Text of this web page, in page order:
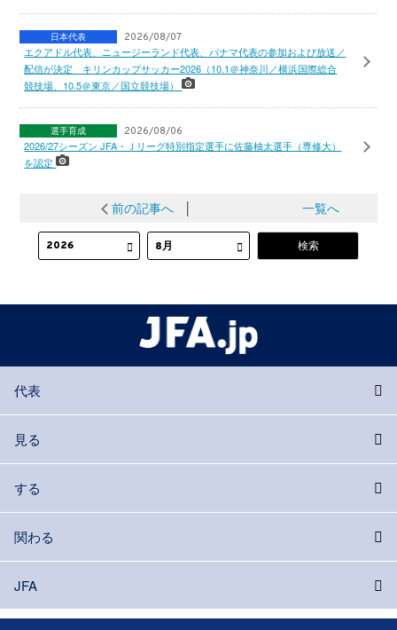
日本代表 2026/08/07
エクアドル代表、ニュージーランド代表、パナマ代表の参加および放送／
配信が決定 キリンカップサッカー2026（10.1＠神奈川／横浜国際総合
競技場、10.5＠東京／国立競技場）
選手育成 2026/08/06
2026/27シーズン JFA・Ｊリーグ特別指定選手に佐藤柚太選手（専修大）
を認定
前の記事へ│ 一覧へ
代表
見る
する
関わる
JFA